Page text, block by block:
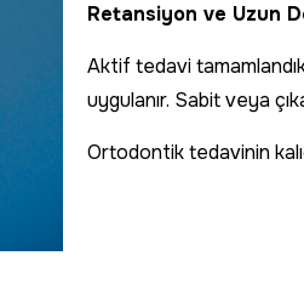
Retansiyon ve Uzun
Aktif tedavi
uygulanır. Sabit veya
Ortodontik tedavinin